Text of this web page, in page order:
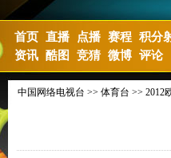
首页 直播 点播 赛程 积分
资讯 酷图 竞猜 微博 评论
中国网络电视台 >> 体育台 >> 2012